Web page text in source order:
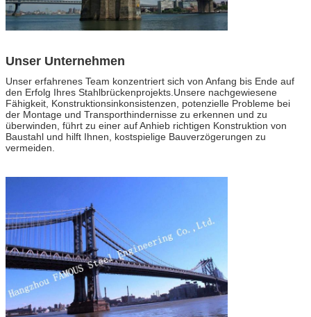
Unser Unternehmen
Unser erfahrenes Team konzentriert sich von Anfang bis Ende auf
den Erfolg Ihres Stahlbrückenprojekts.Unsere nachgewiesene
Fähigkeit, Konstruktionsinkonsistenzen, potenzielle Probleme bei
der Montage und Transporthindernisse zu erkennen und zu
überwinden, führt zu einer auf Anhieb richtigen Konstruktion von
Baustahl und hilft Ihnen, kostspielige Bauverzögerungen zu
vermeiden.